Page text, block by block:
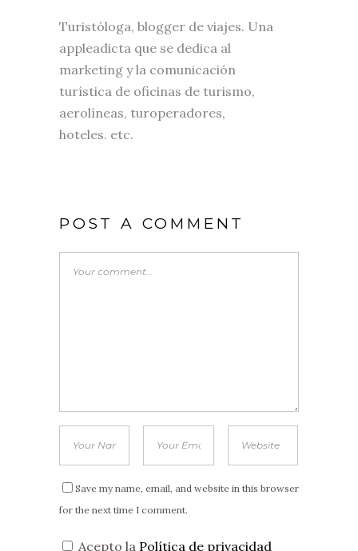
Turistóloga, blogger de viajes. Una
appleadicta que se dedica al
marketing y la comunicación
turística de oficinas de turismo,
aerolíneas, turoperadores,
hoteles. etc.
POST A COMMENT
Save my name, email, and website in this browser
for the next time I comment.
Acepto la Política de privacidad